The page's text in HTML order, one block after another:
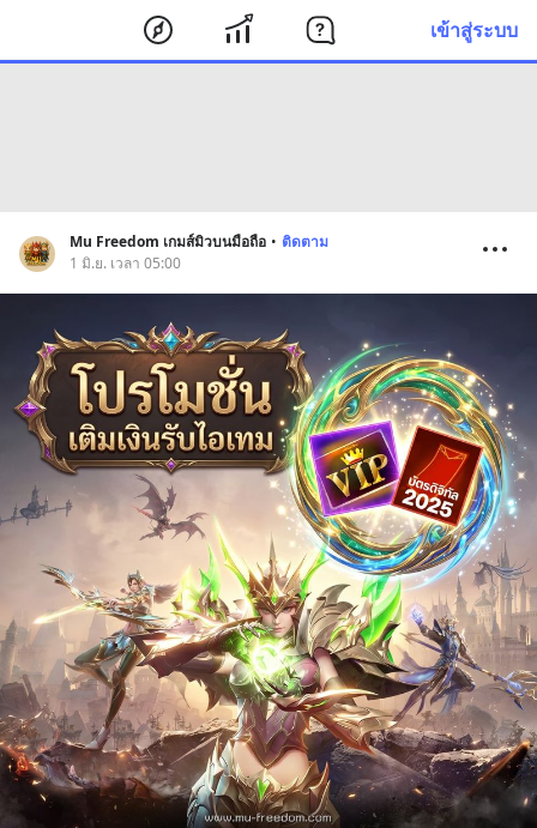
เข้าสู่ระบบ
Mu Freedom เกมส์มิวบนมือถือ • ติดตาม
1 มิ.ย. เวลา 05:00